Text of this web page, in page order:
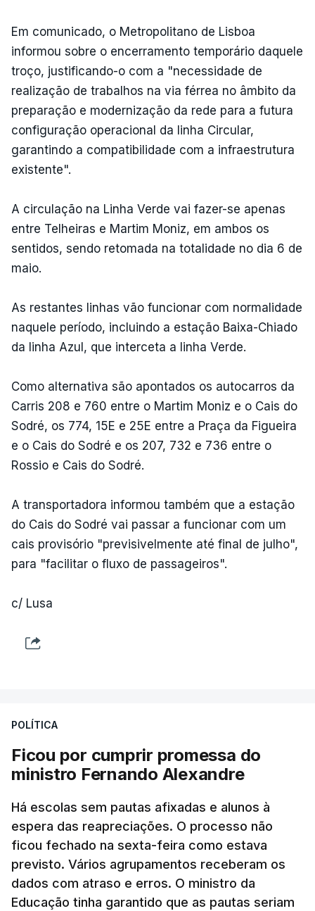
Em comunicado, o Metropolitano de Lisboa
informou sobre o encerramento temporário daquele
troço, justificando-o com a "necessidade de
realização de trabalhos na via férrea no âmbito da
preparação e modernização da rede para a futura
configuração operacional da linha Circular,
garantindo a compatibilidade com a infraestrutura
existente".
A circulação na Linha Verde vai fazer-se apenas
entre Telheiras e Martim Moniz, em ambos os
sentidos, sendo retomada na totalidade no dia 6 de
maio.
As restantes linhas vão funcionar com normalidade
naquele período, incluindo a estação Baixa-Chiado
da linha Azul, que interceta a linha Verde.
Como alternativa são apontados os autocarros da
Carris 208 e 760 entre o Martim Moniz e o Cais do
Sodré, os 774, 15E e 25E entre a Praça da Figueira
e o Cais do Sodré e os 207, 732 e 736 entre o
Rossio e Cais do Sodré.
A transportadora informou também que a estação
do Cais do Sodré vai passar a funcionar com um
cais provisório "previsivelmente até final de julho",
para "facilitar o fluxo de passageiros".
c/ Lusa
POLÍTICA
Ficou por cumprir promessa do
ministro Fernando Alexandre
Há escolas sem pautas afixadas e alunos à
espera das reapreciações. O processo não
ficou fechado na sexta-feira como estava
previsto. Vários agrupamentos receberam os
dados com atraso e erros. O ministro da
Educação tinha garantido que as pautas seriam